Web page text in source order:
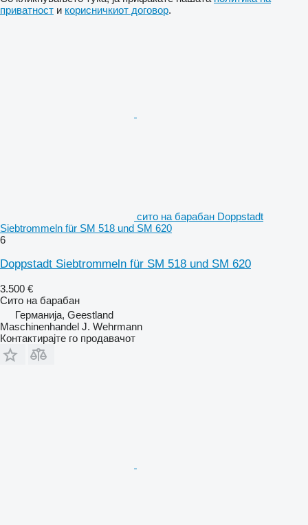
приватност и корисничкиот договор.
сито на барабан Doppstadt
Siebtrommeln für SM 518 und SM 620
6
Doppstadt Siebtrommeln für SM 518 und SM 620
3.500 €
Сито на барабан
Германија, Geestland
Maschinenhandel J. Wehrmann
Контактирајте го продавачот